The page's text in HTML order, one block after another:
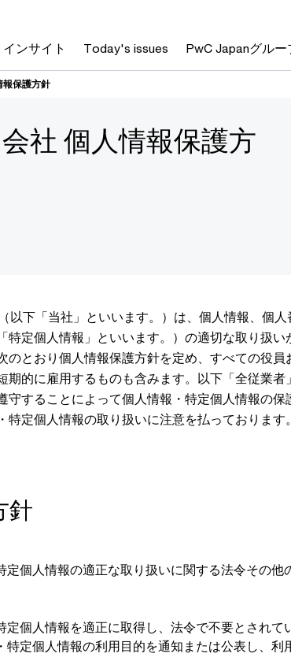
インサイト Today's issues PwC Japanグルー
報保護方針
社 個人情報保護方
以下「当社」といいます。）は、個人情報、個人
特定個人情報」といいます。）の適切な取り扱い
のとおり個人情報保護方針を定め、すべての役員
期的に雇用するものも含みます。以下「全従業者
守することによって個人情報・特定個人情報の保
定個人情報の取り扱いに注意を払っております。
針
定個人情報の適正な取り扱いに関する法令その他
定個人情報を適正に取得し、法令で不要とされて
特定個人情報の利用目的を通知または公表し、利